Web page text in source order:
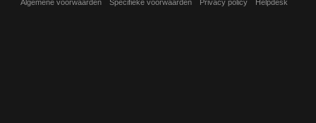
Algemene voorwaarden Specifieke voorwaarden Privacy policy Helpdesk